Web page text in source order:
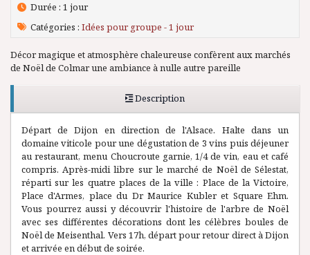
Durée : 1 jour
Catégories : Idées pour groupe - 1 jour
Décor magique et atmosphère chaleureuse confèrent aux marchés
de Noël de Colmar une ambiance à nulle autre pareille
Description
Départ de Dijon en direction de l'Alsace. Halte dans un
domaine viticole pour une dégustation de 3 vins puis déjeuner
au restaurant, menu Choucroute garnie, 1/4 de vin, eau et café
compris. Après-midi libre sur le marché de Noël de Sélestat,
réparti sur les quatre places de la ville : Place de la Victoire,
Place d'Armes, place du Dr Maurice Kubler et Square Ehm.
Vous pourrez aussi y découvrir l'histoire de l'arbre de Noël
avec ses différentes décorations dont les célèbres boules de
Noël de Meisenthal. Vers 17h, départ pour retour direct à Dijon
et arrivée en début de soirée.